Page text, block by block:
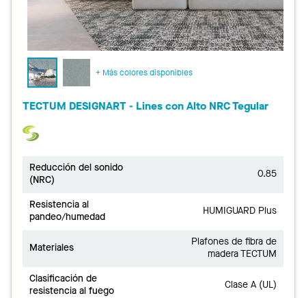
+ Más colores disponibles
TECTUM DESIGNART - Lines con Alto NRC Tegular
Reducción del sonido
(NRC)
0.85
Resistencia al
pandeo/humedad
HUMIGUARD Plus
Materiales
Plafones de fibra de
madera TECTUM
Clasificación de
resistencia al fuego
Clase A (UL)